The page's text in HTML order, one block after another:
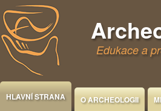
Jump to Content
Edukace a
HLAVNÍ STRANA O ARCHEOLOGII